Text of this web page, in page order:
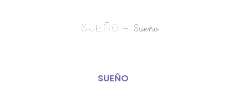
SUEÑO